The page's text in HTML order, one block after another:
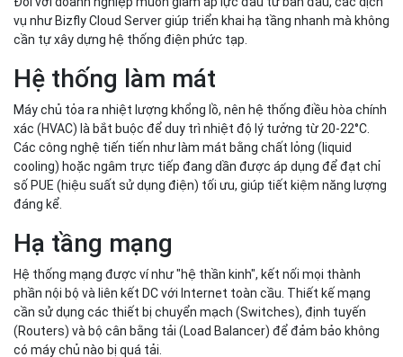
vụ như Bizfly Cloud Server giúp triển khai hạ tầng nhanh mà không
cần tự xây dựng hệ thống điện phức tạp.
Hệ thống làm mát
Máy chủ tỏa ra nhiệt lượng khổng lồ, nên hệ thống điều hòa chính
xác (HVAC) là bắt buộc để duy trì nhiệt độ lý tưởng từ 20-22°C.
Các công nghệ tiến tiến như làm mát bằng chất lỏng (liquid
cooling) hoặc ngâm trực tiếp đang dần được áp dụng để đạt chỉ
số PUE (hiệu suất sử dụng điện) tối ưu, giúp tiết kiệm năng lượng
đáng kể.
Hạ tầng mạng
Hệ thống mạng được ví như "hệ thần kinh", kết nối mọi thành
phần nội bộ và liên kết DC với Internet toàn cầu. Thiết kế mạng
cần sử dụng các thiết bị chuyển mạch (Switches), định tuyến
(Routers) và bộ cân bằng tải (Load Balancer) để đảm bảo không
có máy chủ nào bị quá tải.